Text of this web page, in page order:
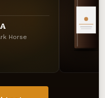
Horse